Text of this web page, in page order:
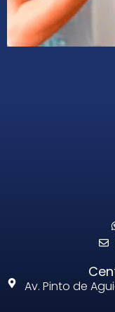
Av. Pinto de